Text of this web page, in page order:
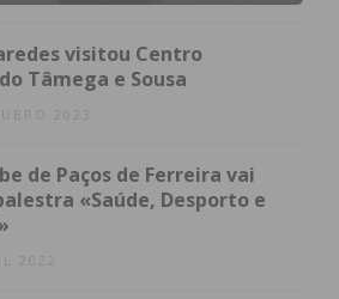
visitou Centro
Tâmega e Sousa
2023
de Paços de Ferreira vai
«Saúde, Desporto e
2022